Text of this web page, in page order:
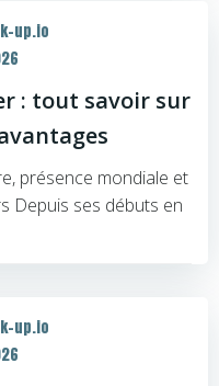
up.io
: tout savoir sur
présence mondiale et
Depuis ses débuts en
up.io